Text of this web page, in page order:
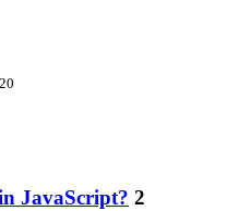
JavaScript? 2